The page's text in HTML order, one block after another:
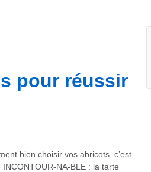
pour réussir
bien choisir vos abricots, c’est
NA-BLE : la tarte